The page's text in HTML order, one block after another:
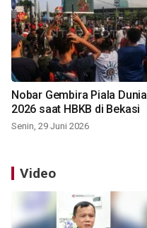
Nobar Gembira Piala Dunia
2026 saat HBKB di Bekasi
Senin, 29 Juni 2026
Video